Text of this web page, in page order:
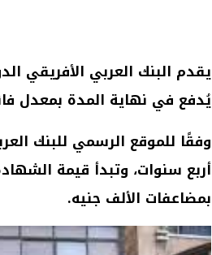
يقدم البنك العربي الأفريقي
يُدفع في نهاية المدة بمعدل
وفقًا للموقع الرسمي للبنك
أربع سنوات، وتبدأ قيمة
بمضاعفات الألف جنيه.